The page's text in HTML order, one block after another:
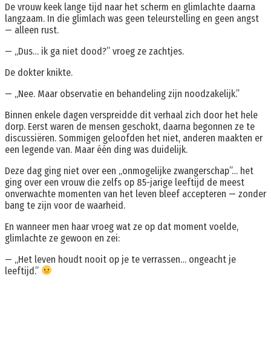
De vrouw keek lange tijd naar het scherm en glimlachte daarna
langzaam. In die glimlach was geen teleurstelling en geen angst
— alleen rust.
— „Dus… ik ga niet dood?” vroeg ze zachtjes.
De dokter knikte.
— „Nee. Maar observatie en behandeling zijn noodzakelijk.”
Binnen enkele dagen verspreidde dit verhaal zich door het hele
dorp. Eerst waren de mensen geschokt, daarna begonnen ze te
discussiëren. Sommigen geloofden het niet, anderen maakten er
een legende van. Maar één ding was duidelijk.
Deze dag ging niet over een „onmogelijke zwangerschap”… het
ging over een vrouw die zelfs op 85-jarige leeftijd de meest
onverwachte momenten van het leven bleef accepteren — zonder
bang te zijn voor de waarheid.
En wanneer men haar vroeg wat ze op dat moment voelde,
glimlachte ze gewoon en zei:
— „Het leven houdt nooit op je te verrassen… ongeacht je
leeftijd.”